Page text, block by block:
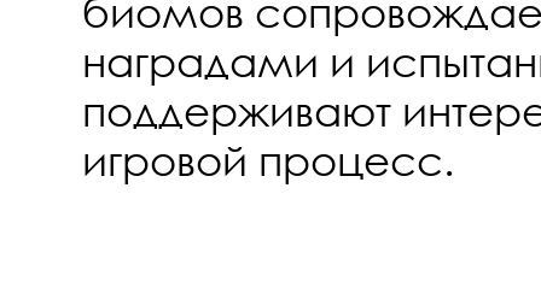
биомов
наградами и
поддерживают
игровой процесс.